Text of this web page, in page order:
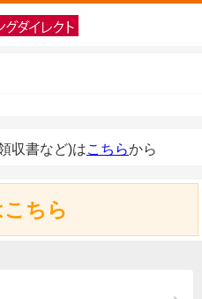
収書など)はこちらから
ちら